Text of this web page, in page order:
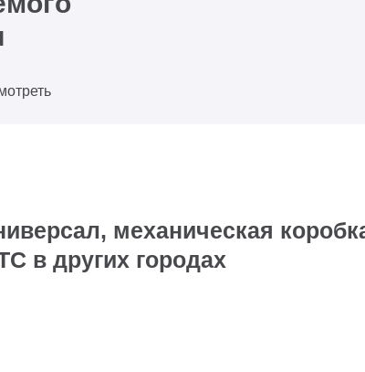
механическая
в других городах